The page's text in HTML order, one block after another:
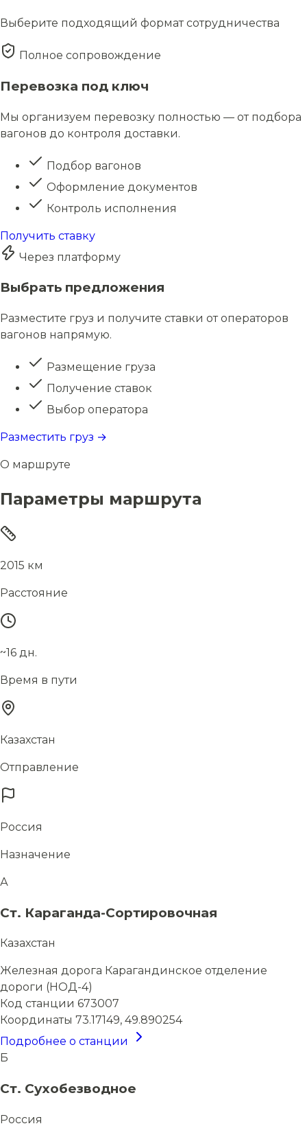
Выберите подходящий формат сотрудничества
Полное сопровождение
Перевозка под ключ
Мы организуем перевозку полностью — от подбора
вагонов до контроля доставки.
Подбор вагонов
Оформление документов
Контроль исполнения
Получить ставку
Через платформу
Выбрать предложения
Разместите груз и получите ставки от операторов
вагонов напрямую.
Размещение груза
Получение ставок
Выбор оператора
Разместить груз →
О маршруте
Параметры маршрута
2015 км
Расстояние
~16 дн.
Время в пути
Казахстан
Отправление
Россия
Назначение
А
Ст. Караганда-Сортировочная
Казахстан
Железная дорога Карагандинское отделение
дороги (НОД-4)
Код станции 673007
Координаты 73.17149, 49.890254
Подробнее о станции
Б
Ст. Сухобезводное
Россия